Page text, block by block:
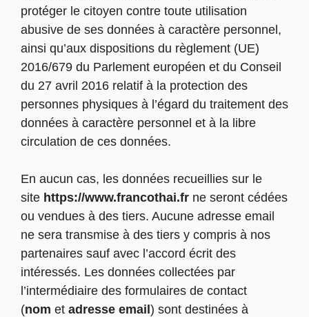
protéger le citoyen contre toute utilisation
abusive de ses données à caractère personnel,
ainsi qu’aux dispositions du règlement (UE)
2016/679 du Parlement européen et du Conseil
du 27 avril 2016 relatif à la protection des
personnes physiques à l’égard du traitement des
données à caractère personnel et à la libre
circulation de ces données.
En aucun cas, les données recueillies sur le
site https://www.francothai.fr ne seront cédées
ou vendues à des tiers. Aucune adresse email
ne sera transmise à des tiers y compris à nos
partenaires sauf avec l’accord écrit des
intéressés. Les données collectées par
l’intermédiaire des formulaires de contact
(nom et adresse email) sont destinées à